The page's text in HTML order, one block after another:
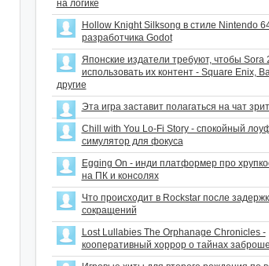
на логике
Hollow Knight Silksong в стиле Nintendo
разработчика Godot
Японские издатели требуют, чтобы Sora
использовать их контент - Square Enix,
другие
Эта игра заставит полагаться на чат
Chill with You Lo-Fi Story - спокойный
симулятор для фокуса
Egging On - инди платформер про
на ПК и консолях
Что происходит в Rockstar после
сокращений
Lost Lullabies The Orphanage Chronicles -
кооперативный хоррор о тайнах